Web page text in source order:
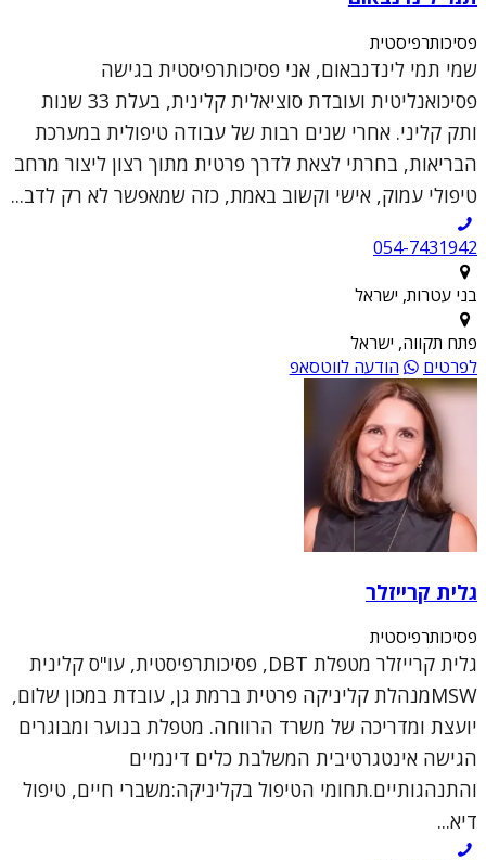
פסיכותרפיסטית
שמי תמי לינדנבאום, אני פסיכותרפיסטית בגישה
פסיכואנליטית ועובדת סוציאלית קלינית, בעלת 33 שנות
ותק קליני. אחרי שנים רבות של עבודה טיפולית במערכת
הבריאות, בחרתי לצאת לדרך פרטית מתוך רצון ליצור מרחב
טיפולי עמוק, אישי וקשוב באמת, כזה שמאפשר לא רק לדב...
054-7431942
בני עטרות, ישראל
פתח תקווה, ישראל
לפרטים
הודעה לווטסאפ
גלית קרייזלר
פסיכותרפיסטית
גלית קרייזלר מטפלת DBT, פסיכותרפיסטית, עו"ס קלינית
MSWמנהלת קליניקה פרטית ברמת גן, עובדת במכון שלום,
יועצת ומדריכה של משרד הרווחה. מטפלת בנוער ומבוגרים
הגישה אינטגרטיבית המשלבת כלים דינמיים
והתנהגותיים.תחומי הטיפול בקליניקה:משברי חיים, טיפול
דיא...